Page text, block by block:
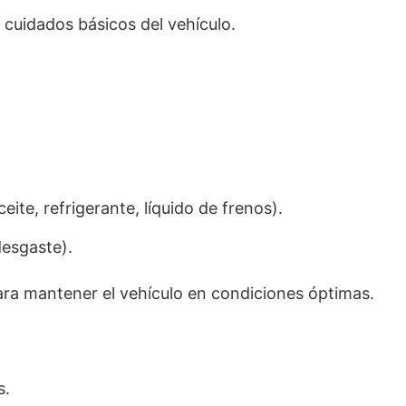
básicos del vehículo.
refrigerante, líquido de frenos).
mantener el vehículo en condiciones óptimas.